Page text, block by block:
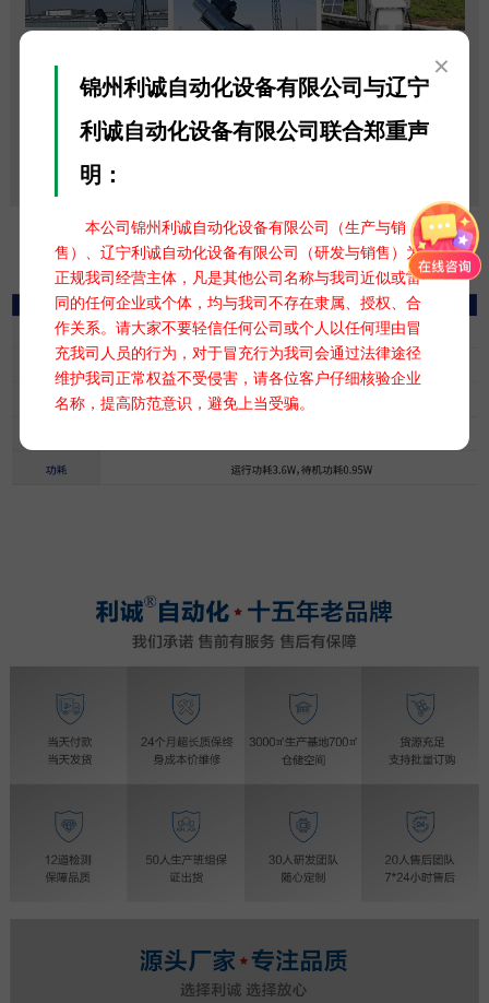
×
锦州利诚自动化设备有限公司与辽宁
利诚自动化设备有限公司联合郑重声
明：
本公司锦州利诚自动化设备有限公司（生产与销
售）、辽宁利诚自动化设备有限公司（研发与销售）为
正规我司经营主体，凡是其他公司名称与我司近似或雷
同的任何企业或个体，均与我司不存在隶属、授权、合
作关系。请大家不要轻信任何公司或个人以任何理由冒
充我司人员的行为，对于冒充行为我司会通过法律途径
维护我司正常权益不受侵害，请各位客户仔细核验企业
名称，提高防范意识，避免上当受骗。